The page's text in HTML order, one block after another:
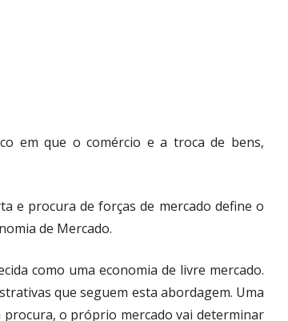
em que o comércio e a troca de bens,
e procura de forças de mercado define o
de Mercado.
como uma economia de livre mercado.
que seguem esta abordagem. Uma
procura, o próprio mercado vai determinar